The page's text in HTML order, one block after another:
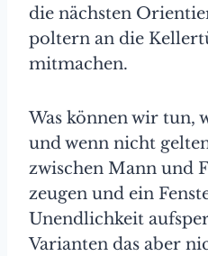
die nächsten
poltern an die
mitmachen.
Was können wir tun,
und wenn nicht
zwischen Mann und
zeugen und ein
Unendlichkeit
Varianten das aber